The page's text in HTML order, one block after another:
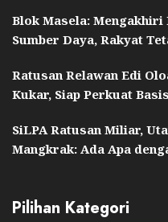
Blok Masela: Mengakhiri
Sumber Daya, Rakyat
Ratusan Relawan Edi
Kukar, Siap Perkuat
SiLPA Ratusan Miliar,
Mangkrak: Ada Apa
Pilihan Kategori